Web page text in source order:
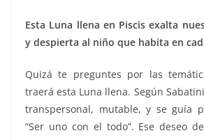
Esta Luna llena en Piscis exalta
y despierta al niño que habita en
Quizá te preguntes por las
traerá esta Luna llena. Según
transpersonal, mutable, y se guía
“Ser uno con el todo”. Ese deseo